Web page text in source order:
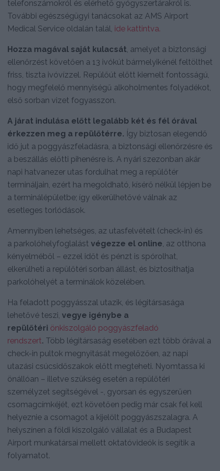
telefonszámokról és elérhető gyógyszertárakról is.
További egészségügyi tanácsokat az AMS Airport
Medical Service oldalán talál, ide kattintva.
Hozza magával saját kulacsát, amelyet a biztonsági
ellenőrzést követően a 13 ivókút bármelyikénél feltölthet
friss, tiszta ivóvízzel. Repülőút előtt kiemelt fontosságú,
hogy megfelelő mennyiségű alkoholmentes folyadékot,
első sorban vizet fogyasszon.
A járat indulása előtt legalább két és fél órával
érkezzen meg a repülőtérre. Így biztosan elegendő
idő jut a poggyászfeladásra, a biztonsági ellenőrzésre és
a beszállás előtti pihenésre is. A nyári szezonban akár
napi hatvanezer utas fordulhat meg a repülőtér
termináljain, ezért ha megoldható, kísérő nélkül lépjen be
a terminálépületbe; így elkerülhetővé válnak az
esetleges torlódások.
Amennyiben lehetséges, az utasfelvételt (check-in) és
a parkolóhelyfoglalást végezze el online, az otthona
kényelméből – ezzel időt és pénzt is spórolhat,
elkerülheti a repülőtéri sorban állást, és biztosíthatja
parkolóhelyét a terminálok közelében.
Ha feladott poggyásszal utazik, és légitársasága
lehetővé teszi, vegye igénybe a
repülőtéri önkiszolgáló poggyászfeladó
rendszert. Több légitársaság esetében ezt több órával a
check-in pultok megnyitását megelőzően, az napi
utazási csúcsidőszakok előtt megteheti. Nyomtassa ki
önállóan – illetve szükség esetén a repülőtéri
személyzet segítségével -, gyorsan és egyszerűen
csomagcímkéjét, ezt követően pedig már csak fel kell
helyeznie a csomagot a kijelölt poggyászszalagra. A
helyszínen a földi kiszolgáló vállalat és a Budapest
Airport munkatársai mellett oktatóvideók is segítik a
folyamatot.